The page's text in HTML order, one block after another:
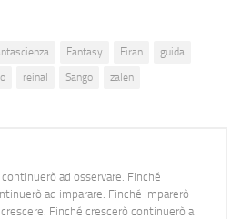
Fantasy Firan
guida
reinal Sango zalen
ad osservare. Finché
ad imparare. Finché imparerò
Finché crescerò continuerò a